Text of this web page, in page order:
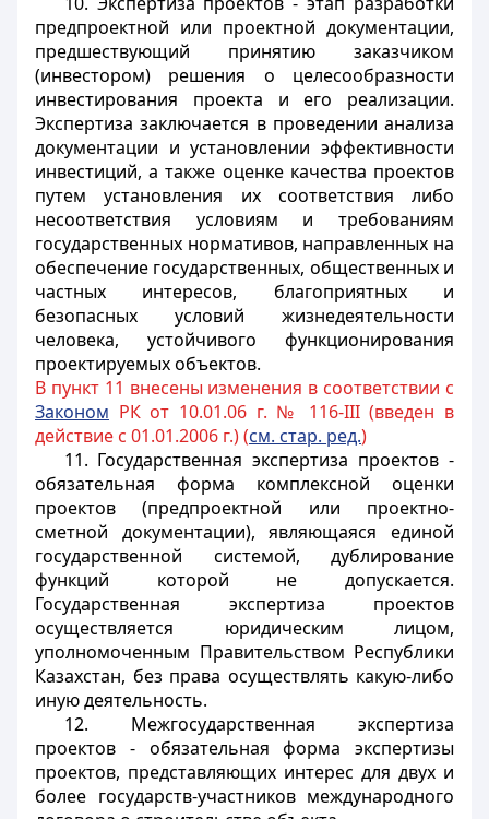
предпроектной или проектной документации,
предшествующий принятию заказчиком
(инвестором) решения о целесообразности
инвестирования проекта и его реализации.
Экспертиза заключается в проведении анализа
документации и установлении эффективности
инвестиций, а также оценке качества проектов
путем установления их соответствия либо
несоответствия условиям и требованиям
государственных нормативов, направленных на
обеспечение государственных, общественных и
частных интересов, благоприятных и
безопасных условий жизнедеятельности
человека, устойчивого функционирования
проектируемых объектов.
В пункт 11 внесены изменения в соответствии с
Законом РК от 10.01.06 г. № 116-III (введен в
действие с 01.01.2006 г.) (см. стар. ред.)
11. Государственная экспертиза проектов -
обязательная форма комплексной оценки
проектов (предпроектной или проектно-
сметной документации), являющаяся единой
государственной системой, дублирование
функций которой не допускается.
Государственная экспертиза проектов
осуществляется юридическим лицом,
уполномоченным Правительством Республики
Казахстан, без права осуществлять какую-либо
иную деятельность.
12. Межгосударственная экспертиза
проектов - обязательная форма экспертизы
проектов, представляющих интерес для двух и
более государств-участников международного